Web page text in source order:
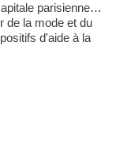
parisienne…
de la mode et du
d'aide à la